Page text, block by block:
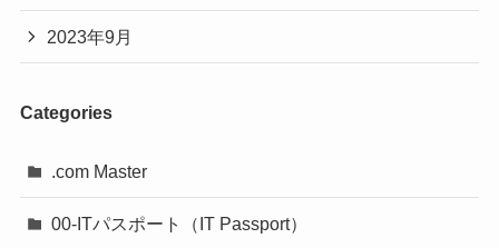
2023年9月
Categories
.com Master
00-ITパスポート（IT Passport）